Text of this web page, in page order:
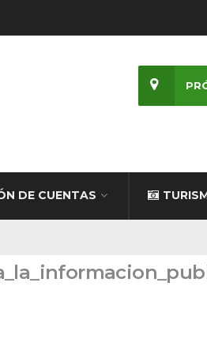
DE CUENTAS